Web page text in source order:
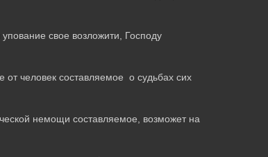
свое возложити, Господу
человек составляемое о судьбах сих
немощи составляемое, возможет на